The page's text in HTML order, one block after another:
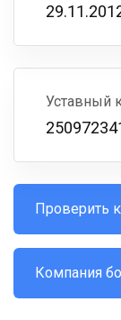
Уставный
Проверить
Компания